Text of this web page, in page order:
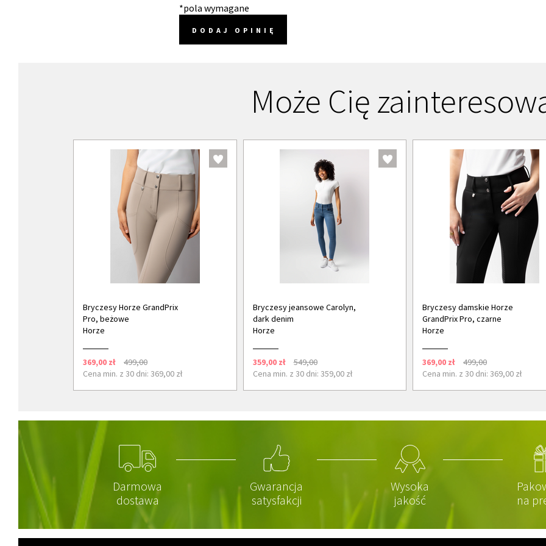
*pola wymagane
DODAJ OPINIĘ
Może Cię
Bryczesy Horze GrandPrix
Pro, beżowe
Horze
369,00 zł
499,00
Cena min. z 30 dni: 369,00 zł
Bryczesy jeansowe Carolyn,
dark denim
Horze
359,00 zł
549,00
Cena min. z 30 dni: 359,00 zł
Bryczesy damskie Horze
GrandPrix Pro, czarne
Horze
369,00 zł
499,00
Cena min. z 30 dni: 369,00 zł
Darmowa
dostawa
Gwarancja
satysfakcji
Wysoka
jakość
na